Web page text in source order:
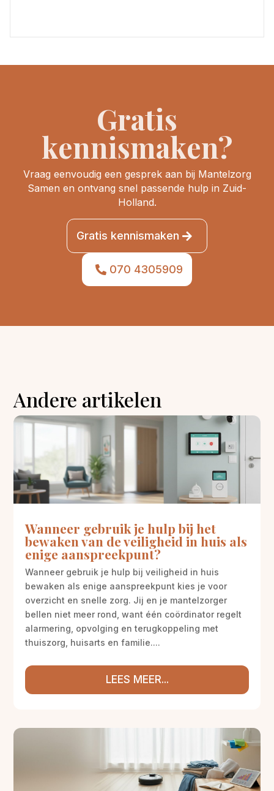
Gratis
kennismaken?
Vraag eenvoudig een gesprek aan bij Mantelzorg
Samen en ontvang snel passende hulp in Zuid-
Holland.
Gratis kennismaken
070 4305909
Andere artikelen
Wanneer gebruik je hulp bij het
bewaken van de veiligheid in huis als
enige aanspreekpunt?
Wanneer gebruik je hulp bij veiligheid in huis
bewaken als enige aanspreekpunt kies je voor
overzicht en snelle zorg. Jij en je mantelzorger
bellen niet meer rond, want één coördinator regelt
alarmering, opvolging en terugkoppeling met
thuiszorg, huisarts en familie....
LEES MEER...